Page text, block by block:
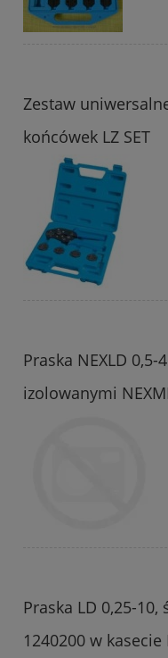
Zestaw
końcówek LZ SET
Praska NEXLD
izolowanymi
Praska LD 0,25-10,
1240200 w